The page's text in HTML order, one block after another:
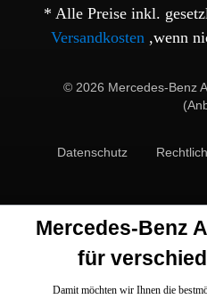
* Alle Preise inkl.
Versandkosten ,wenn
© 2026 Mercedes-Benz
Datenschutz
Mercedes-Benz
für
Damit möchten wir Ihnen die